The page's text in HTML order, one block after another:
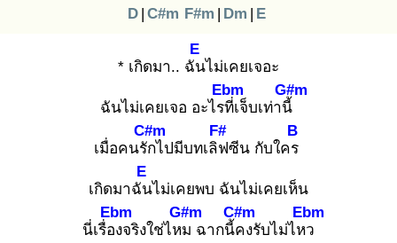
D | C#m F#m | Dm | E
* เกิดมา.. ฉัน
E
ไม่เคยเจอะ
ฉันไม่เคยเจอ อะไรที่
Ebm
เจ็บเท่านี้
G#m
เมื่อคนรัก
C#m
ไปมีบทเลิฟ
F#
ซีน กับใคร
B
เกิดมาฉัน
E
ไม่เคยพบ ฉันไม่เคยเห็น
นี่เรื่อง
Ebm
จริงใช่ไหม
G#m
ฉากนี้ค
C#m
งรับไม่ไหว
Ebm